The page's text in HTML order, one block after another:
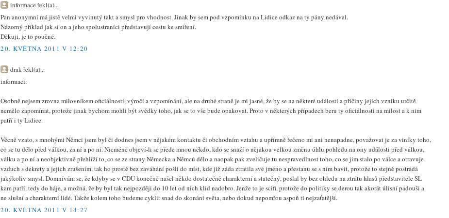
informace řekl(a)...
Pan anonymní má jistě velmi vyvinutý takt a smysl pro vhodnost. Jinak by sem pod vzpomínku na Lidice odkaz na ty pány nedával.
Názorný příklad jak si on a jeho spolustraníci představují cestu ke smíření.
Děkuji, je to poučné.
20. KVĚTNA 2011 V 12:20
drak řekl(a)...
informaci:
Osobně nejsem zrovna milovníkem oficiálností, výročí a vzpomínání, ale na druhé straně je mi jasné, že by se na některé události a příčiny jejich vzniku určitě
nemělo zapomínat, protože jinak bychom mohli být svědky toho, jak se to vše bude opakovat. Proto v některých případech beru ty oficiálnosti na milost a k nim
patří i ty Lidice.
Věcně vzato, s mnohými Němci jsem byl či dodnes jsem v nějakém kontaktu či obchodním vztahu a upřímně řečeno mi ani nenapadne, považovat je za viníky toho,
co se tu dělo před válkou, za ní a po ní. Nicméně objeví-li se přede mnou někdo, kdo se snaží o nějakou velkou změnu úhlu pohledu na ony události před válkou,
válku a po ní a neobjektivně přehlíží to, co se ze strany Německa a Němců dělo a naopak pak zveličuje tu nespravedlnost toho, co se jim stalo po válce a otravuje
vzduch s dekrety a jejich zrušením, tak ho prostě bez zaváhání pošli do míst, kde již záda ztratila své jméno a přestanu se s ním bavit, protože to stejně postrádá
jakýkoliv smysl. Domnívám se, že kdyby se v CDU konečně našel někdo dostatečně charakterní a statečný, poslal by bez ohledu na ztrátu hlasů představitele SL
kam patří, tedy do háje, a možná, že by byl tak nejpozději do 10 let od nich klid nadobro. Jenže to je scifi, protože do politiky se derou tak akorát úlisní padouši a
ne slušní a charakterní lidé. Takže kolem toho budeme cyklit snad do skonání světa, nebo dokud nepomřou aspoň ti nejzaťatější.
20. KVĚTNA 2011 V 14:27